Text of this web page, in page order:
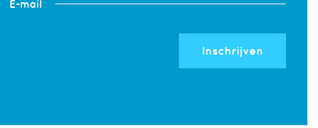
E-mail
Inschrijven